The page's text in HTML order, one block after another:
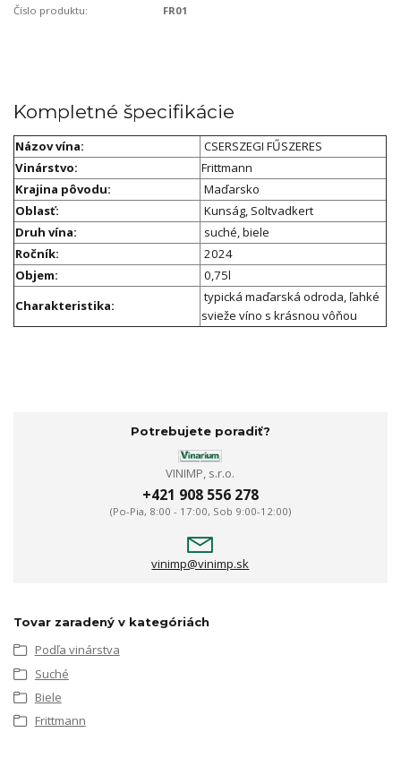
Číslo produktu: FR01
Kompletné špecifikácie
Názov vína:
CSERSZEGI FŰSZERES
Vinárstvo:
Frittmann
Krajina pôvodu:
Maďarsko
Oblasť:
Kunság, Soltvadkert
Druh vína:
suché, biele
Ročník:
2024
Objem:
0,75l
Charakteristika:
typická maďarská odroda, ľahké
svieže víno s krásnou vôňou
Potrebujete poradiť?
VINIMP, s.r.o.
+421 908 556 278
(Po-Pia, 8:00 - 17:00, Sob 9:00-12:00)
vinimp@vinimp.sk
Tovar zaradený v kategóriách
Podľa vinárstva
Suché
Biele
Frittmann